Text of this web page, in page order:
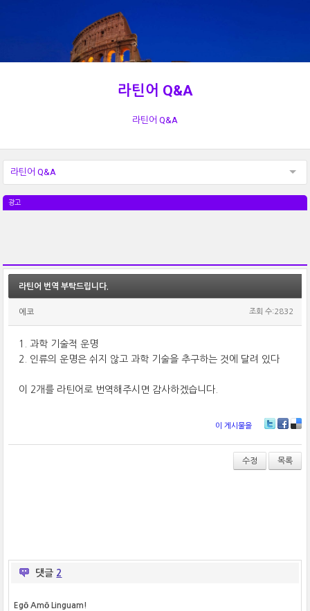
라틴어 Q&A
라틴어 Q&A
라틴어 Q&A
광고
라틴어 번역 부탁드립니다.
에코 조회 수:2832
1. 과학 기술적 운명
2. 인류의 운명은 쉬지 않고 과학 기술을 추구하는 것에 달려 있다
이 2개를 라틴어로 번역해주시면 감사하겠습니다.
이 게시물을
wi
er
ce
bo
ok
lici
ou
s
수정 목록
댓글 2
Egō Amō Linguam!